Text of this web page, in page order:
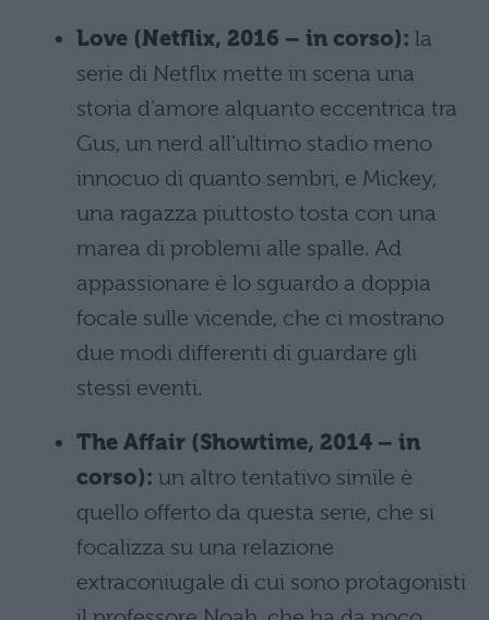
Love (Netflix, 2016 – in corso): la
serie di Netflix mette in scena una
storia d'amore alquanto eccentrica tra
Gus, un nerd all'ultimo stadio meno
innocuo di quanto sembri, e Mickey,
una ragazza piuttosto tosta con una
marea di problemi alle spalle. Ad
appassionare è lo sguardo a doppia
focale sulle vicende, che ci mostrano
due modi differenti di guardare gli
stessi eventi.
The Affair (Showtime, 2014 – in
corso): un altro tentativo simile è
quello offerto da questa serie, che si
focalizza su una relazione
extraconiugale di cui sono protagonisti